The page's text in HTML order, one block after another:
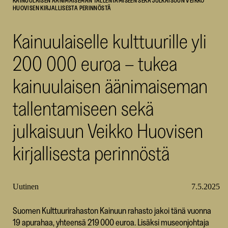
SKR
HUOVISEN KIRJALLISESTA PERINNÖSTÄ
Kainuulaiselle kulttuurille yli
200 000 euroa – tukea
kainuulaisen äänimaiseman
tallentamiseen sekä
julkaisuun Veikko Huovisen
kirjallisesta perinnöstä
Uutinen 7.5.2025
Suomen Kulttuurirahaston Kainuun rahasto jakoi tänä vuonna
19 apurahaa, yhteensä 219 000 euroa. Lisäksi museonjohtaja